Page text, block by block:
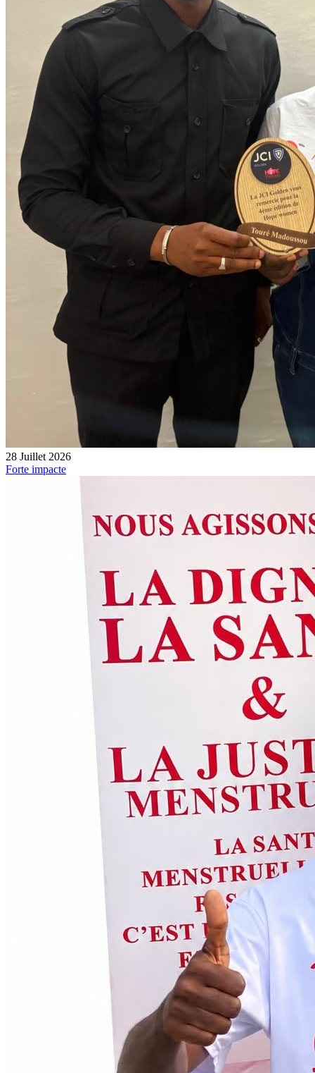
28 Juillet 2026
Forte impacte